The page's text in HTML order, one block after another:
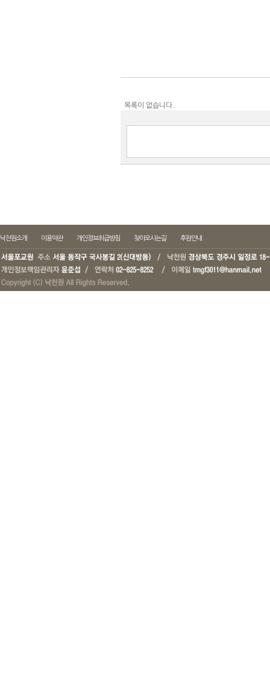
목록이 없습니다.
낙천원소개 이용약관 개인정보취급방침 찾아오시는길 후원안내